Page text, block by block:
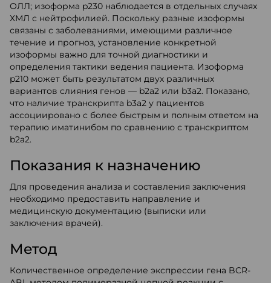
ОЛЛ; изоформа p230 наблюдается в отдельных случаях
ХМЛ с нейтрофилией. Поскольку разные изоформы
связаны с заболеваниями, имеющими различное
течение и прогноз, установление конкретной
изоформы важно для точной диагностики и
определения тактики ведения пациента. Изоформа
p210 может быть результатом двух различных
вариантов слияния генов — b2a2 или b3a2. Показано,
что наличие транскрипта b3a2 у пациентов
ассоциировано с более быстрым и полным ответом на
терапию иматинибом по сравнению с транскриптом
b2a2.
Показания к назначению
Для проведения анализа и составления заключения
необходимо предоставить направление и
медицинскую документацию (выписки или
заключения врачей).
Метод
Количественное определение экспрессии гена BCR-